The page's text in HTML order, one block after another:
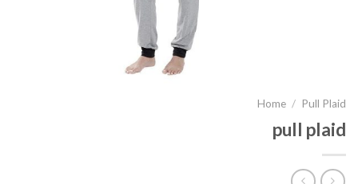
Home / Pull Plaid
pull plaid